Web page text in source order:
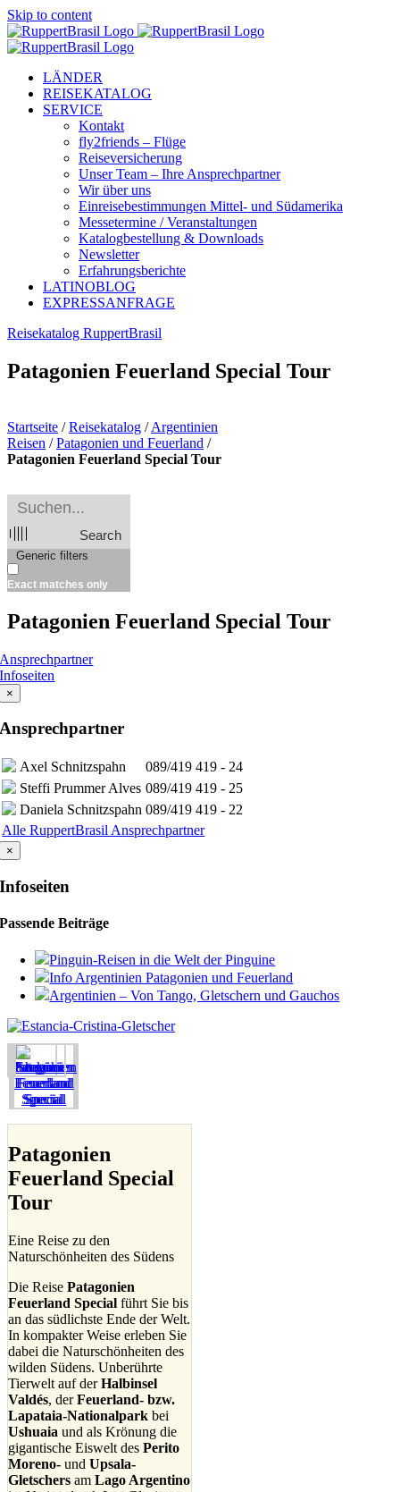
Skip to content
LÄNDER
REISEKATALOG
SERVICE
Kontakt
fly2friends – Flüge
Reiseversicherung
Unser Team – Ihre Ansprechpartner
Wir über uns
Einreisebestimmungen Mittel- und Südamerika
Messetermine / Veranstaltungen
Katalogbestellung & Downloads
Newsletter
Erfahrungsberichte
LATINOBLOG
EXPRESSANFRAGE
Reisekatalog RuppertBrasil
Patagonien Feuerland Special Tour
Startseite /Reisekatalog /Argentinien
Reisen /Patagonien und Feuerland /
Patagonien Feuerland Special Tour
Search
Generic filters
Exact matches only
Patagonien Feuerland Special Tour
Ansprechpartner
Infoseiten
×
Ansprechpartner
Axel Schnitzspahn
089/419 419 - 24
Steffi Prummer Alves 089/419 419 - 25
Daniela Schnitzspahn 089/419 419 - 22
Alle RuppertBrasil Ansprechpartner
×
Infoseiten
Passende Beiträge
Pinguin-Reisen in die Welt der Pinguine
Info Argentinien Patagonien und Feuerland
Argentinien – Von Tango, Gletschern und Gauchos
Patagonien
Feuerland Special
Tour
Eine Reise zu den
Naturschönheiten des Südens
Die Reise Patagonien
Feuerland Special führt Sie bis
an das südlichste Ende der Welt.
In kompakter Weise erleben Sie
dabei die Naturschönheiten des
wilden Südens. Unberührte
Tierwelt auf derHalbinsel
Valdés, derFeuerland- bzw.
Lapataia-Nationalpark bei
Ushuaia und als Krönung die
gigantische Eiswelt des Perito
Moreno- und Upsala-
Gletschers am Lago Argentino